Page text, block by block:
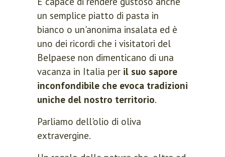
un semplice piatto di pasta in
bianco o un'anonima insalata ed è
uno dei ricordi che i visitatori del
Belpaese non dimenticano di una
vacanza in Italia per il suo sapore
inconfondibile che evoca tradizioni
uniche del nostro territorio.
Parliamo dell'olio di oliva
extravergine.